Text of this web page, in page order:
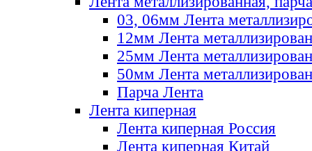
03, 06мм Лента
12мм Лента
25мм Лента
50мм Лента
Парча Лента
Лента киперная
Лента киперная Россия
Лента киперная Китай